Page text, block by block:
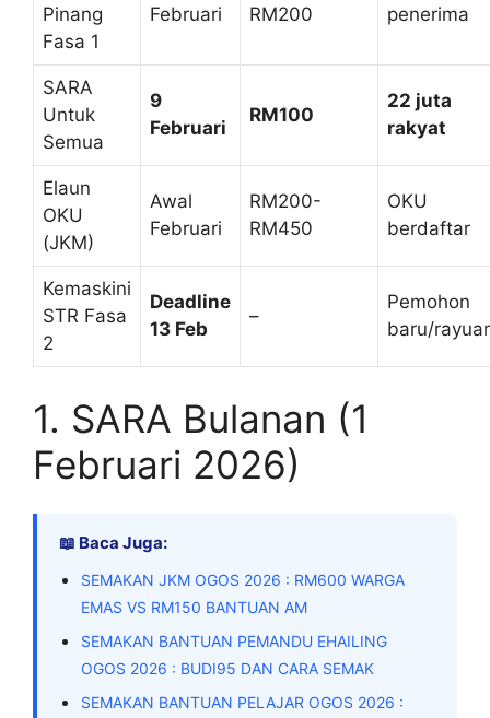
Pinang
Fasa 1
Februari
RM200
penerima
SARA
Untuk
Semua
9
Februari
RM100
22 juta
rakyat
Elaun
OKU
(JKM)
Awal
Februari
RM200-
RM450
OKU
berdaftar
Kemaskini
STR Fasa
2
Deadline
13 Feb
–
Pemohon
baru/
1. SARA Bulanan (1
Februari 2026)
📖 Baca Juga:
SEMAKAN JKM OGOS 2026 : RM600 WARGA
EMAS VS RM150 BANTUAN AM
SEMAKAN BANTUAN PEMANDU EHAILING
OGOS 2026 : BUDI95 DAN CARA SEMAK
SEMAKAN BANTUAN PELAJAR OGOS 2026 :